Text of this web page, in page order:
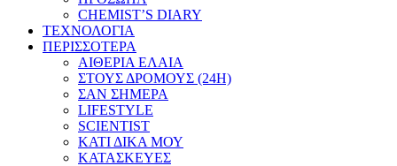
CHEMIST’S DIARY
ΤΕΧΝΟΛΟΓΙΑ
ΠΕΡΙΣΣΟΤΕΡΑ
ΑΙΘΕΡΙΑ ΕΛΑΙΑ
ΣΤΟΥΣ ΔΡΟΜΟΥΣ (24H)
ΣΑΝ ΣΗΜΕΡΑ
LIFESTYLE
SCIENTIST
ΚΑΤΙ ΔΙΚΑ ΜΟΥ
ΚΑΤΑΣΚΕΥΕΣ